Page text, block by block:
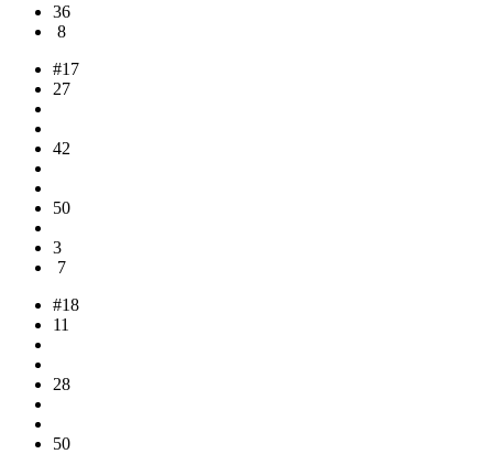
36
8
#17
27
42
50
3
7
#18
11
28
50